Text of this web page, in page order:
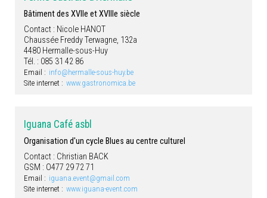
Bâtiment des XVIIe et XVIIIe siècle
Contact : Nicole HANOT
Chaussée Freddy Terwagne, 132a
4480 Hermalle-sous-Huy
Tél. : 085 31 42 86
Email : info@hermalle-sous-huy.be
Site internet : www.gastronomica.be
Iguana Café asbl
Organisation d'un cycle Blues au centre culturel
Contact : Christian BACK
GSM : O477 29 72 71
Email : iguana.event@gmail.com
Site internet : www.iguana-event.com